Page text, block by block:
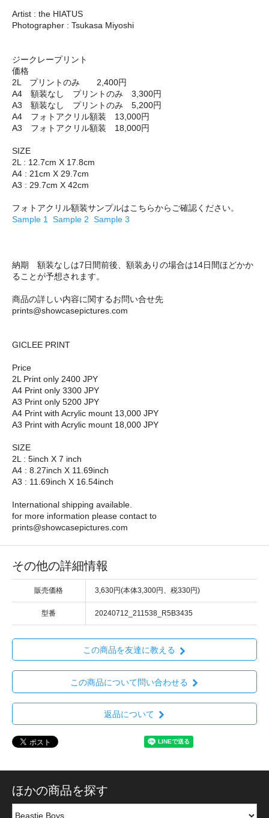
Artist : the HIATUS
Photographer : Tsukasa Miyoshi
ジークレープリント
価格
2L プリントのみ 2,400円
A4 額装なし プリントのみ 3,300円
A3 額装なし プリントのみ 5,200円
A4 フォトアクリル額装 13,000円
A3 フォトアクリル額装 18,000円
SIZE
2L : 12.7cm X 17.8cm
A4 : 21cm X 29.7cm
A3 : 29.7cm X 42cm
フォトアクリル額装サンプルはこちらからご確認ください。
Sample 1
Sample 2 Sample 3
納期 額装なしは7日間前後、額装ありの場合は14日間ほどかか
ることが予想されます。
商品の詳しい内容に関するお問い合せ先
prints@showcasepictures.com
GICLEE PRINT
Price
2L Print only 2400 JPY
A4 Print only 3300 JPY
A3 Print only 5200 JPY
A4 Print with Acrylic mount 13,000 JPY
A3 Print with Acrylic mount 18,000 JPY
SIZE
2L : 5inch X 7 inch
A4 : 8.27inch X 11.69inch
A3 : 11.69inch X 16.54inch
International shipping available.
for more information please contact to
prints@showcasepictures.com
その他の詳細情報
販売価格 3,630円(本体3,300円、税330円)
型番 20240712_211538_R5B3435
この商品を友達に教える
この商品について問い合わせる
返品について
ほかの商品を探す